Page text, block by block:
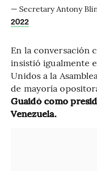
— Secretary Antony
2022
En la conversación
insistió igualmente
Unidos a la
de mayoría
Guaidó como
Venezuela.